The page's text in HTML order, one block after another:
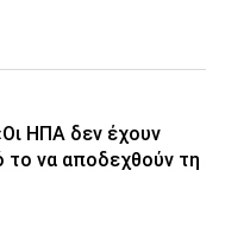
ΗΠΑ δεν έχουν
το να αποδεχθούν τη